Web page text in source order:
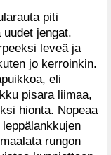
piti
jengat.
leveä ja
jo kerroinkin.
eli
pisara liimaa,
hionta. Nopeaa
rungon